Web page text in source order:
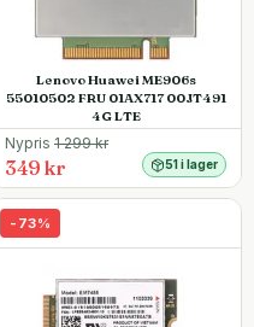
Lenovo Huawei ME906s
55010502 FRU 01AX717 00JT491
4G LTE
Nypris 1 299kr
349 kr 51 i lager
- 73%